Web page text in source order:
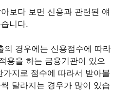
보다 보면 신용과 관련된 얘
니다.
의 경우에는 신용점수에 따라
용을 하는 금융기관이 있으
지로 점수에 따라서 받아볼
달라지는 경우가 많이 있습